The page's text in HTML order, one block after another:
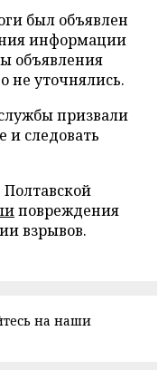
был объявлен
информации
объявления
не уточнялись.
призвали
и следовать
повреждения
взрывов.
на наши